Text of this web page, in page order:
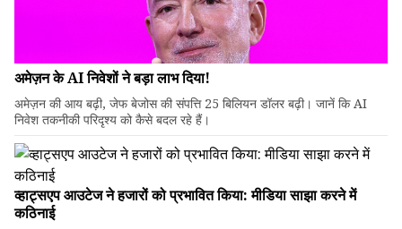
अमेज़न के AI निवेशों ने बड़ा लाभ दिया!
अमेज़न की आय बढ़ी, जेफ बेजोस की संपत्ति 25 बिलियन डॉलर बढ़ी। जानें कि AI
निवेश तकनीकी परिदृश्य को कैसे बदल रहे हैं।
व्हाट्सएप आउटेज ने हजारों को प्रभावित किया: मीडिया साझा करने में
कठिनाई